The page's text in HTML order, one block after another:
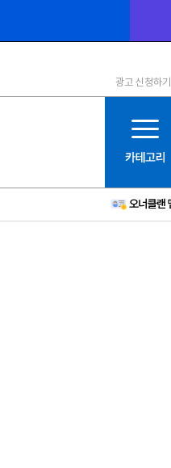
1등급
6등급
11등급
12등급
15등급
16등급
광고 신청하기